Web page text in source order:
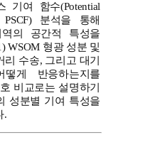
기여 함수(Potential
PSCF) 분석을 통해
의 공간적 특성을
WSOM 형광 성분 및
수송, 그리고 대기
게 반응하는지를
비교로는 설명하기
성분별 기여 특성을
.